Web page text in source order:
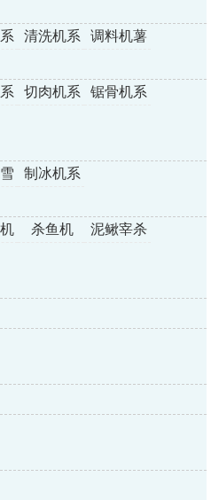
清洗机系
调料机薯
切肉机系
锯骨机系
制冰机系
杀鱼机
泥鳅宰杀